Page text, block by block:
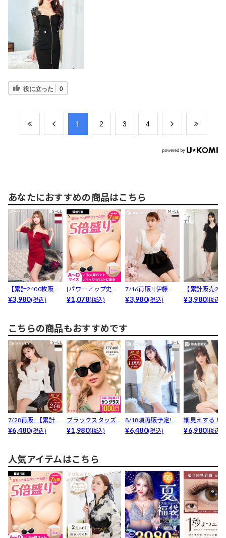
役に立った 0
​1 ​2 ​3 ​4
あなたにおすすめの商品はこちら
【累計2400枚販売,
LLあり】濃色ワ...
¥3,980(税込)
[パワーアップ史上
最強5倍盛りアップ
¥1,078(税込)
7/16再販![伊藤
桃々着用]褒めら
¥3,980(税込)
【累計販売
以上】SEXYカ
¥3,980(税込)
こちらの商品もおすすめです
7/28再販!【累計販
売2000枚以上...
¥6,480(税込)
ブラックスタッズ
サングラス
¥1,980(税込)
8/18頃再販予定!
【累計販売100...
¥6,480(税込)
細見えする！
ワーレースド
¥6,980(税込)
人気アイテムはこちら